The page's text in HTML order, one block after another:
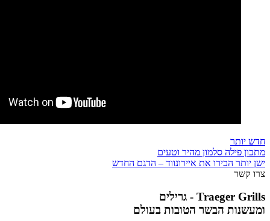
חדש יותר
מתכון פילה סלמון מהיר וטעים
ישן יותר הכירו את איירונווד – הדגם החדש
צרו קשר
Traeger Grills - גרילים
ומעשנות הבשר הטובות בעולם